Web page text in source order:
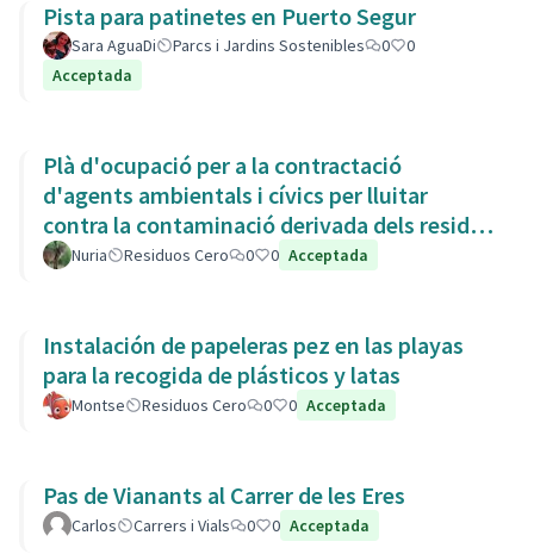
Pista para patinetes en Puerto Segur
Sara AguaDi Parcs i Jardins Sostenibles 0
0
Acceptada
Plà d'ocupació per a la contractació
d'agents ambientals i cívics per lluitar
contra la contaminació derivada dels residus
de la Còvid-19
Nuria Residuos Cero 0 0 Acceptada
Instalación de papeleras pez en las playas
para la recogida de plásticos y latas
Montse Residuos Cero 0 0 Acceptada
Pas de Vianants al Carrer de les Eres
Carlos Carrers i Vials 0 0 Acceptada